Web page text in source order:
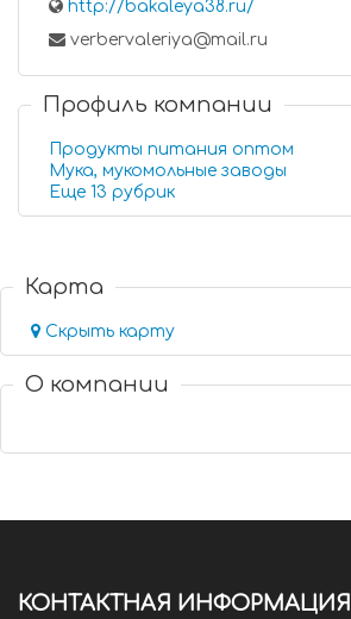
http://bakaleya38.ru/
verbervaleriya@mail.ru
Профиль компании
Продукты питания оптом
Мука, мукомольные заводы
Еще 13 рубрик
Карта
Скрыть карту
О компании
КОНТАКТНАЯ ИНФОРМАЦИЯ